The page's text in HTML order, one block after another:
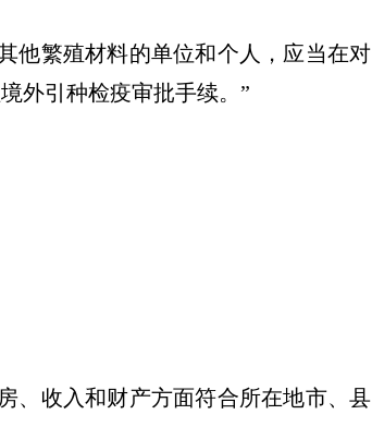
他繁殖材料的单位和个人，应当在对
外引种检疫审批手续。”
、收入和财产方面符合所在地市、县